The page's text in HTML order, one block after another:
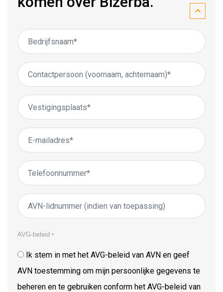
AVG-beleid *
Ik stem in met het AVG-beleid van AVN en geef
AVN toestemming om mijn persoonlijke gegevens te
beheren en te gebruiken conform het AVG-beleid van